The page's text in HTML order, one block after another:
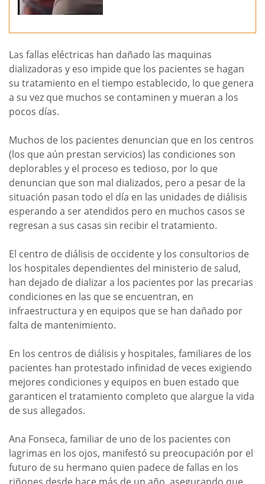
Las fallas eléctricas han dañado las maquinas
dializadoras y eso impide que los pacientes se hagan
su tratamiento en el tiempo establecido, lo que genera
a su vez que muchos se contaminen y mueran a los
pocos días.
Muchos de los pacientes denuncian que en los centros
(los que aún prestan servicios) las condiciones son
deplorables y el proceso es tedioso, por lo que
denuncian que son mal dializados, pero a pesar de la
situación pasan todo el día en las unidades de diálisis
esperando a ser atendidos pero en muchos casos se
regresan a sus casas sin recibir el tratamiento.
El centro de diálisis de occidente y los consultorios de
los hospitales dependientes del ministerio de salud,
han dejado de dializar a los pacientes por las precarias
condiciones en las que se encuentran, en
infraestructura y en equipos que se han dañado por
falta de mantenimiento.
En los centros de diálisis y hospitales, familiares de los
pacientes han protestado infinidad de veces exigiendo
mejores condiciones y equipos en buen estado que
garanticen el tratamiento completo que alargue la vida
de sus allegados.
Ana Fonseca, familiar de uno de los pacientes con
lagrimas en los ojos, manifestó su preocupación por el
futuro de su hermano quien padece de fallas en los